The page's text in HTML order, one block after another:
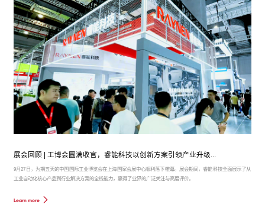
展会回顾 | 工博会圆满收官，睿能科技以创新方案引领产业升级...
9月27日，为期五天的中国国际工业博览会在上海国家会展中心顺利落下帷幕。展会期间，睿能科技全面展示了从
工业自动化核心产品到行业解决方案的全栈能力，赢得了业界的广泛关注与高度评价。
Learn more